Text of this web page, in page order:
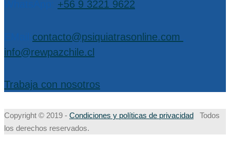
+56 9 3221 9622
contacto@psiquiatrasonline.com
info@rewpazchile.cl
Trabaja con nosotros
Copyright © 2019 - Condiciones y políticas de privacidad
Todos
los derechos reservados.